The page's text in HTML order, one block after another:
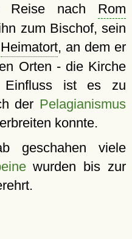
Reise nach Rom
zum Bischof, sein
Heimatort, an dem er
Orten - die Kirche
Einfluss ist es zu
der Pelagianismus
konnte.
geschahen viele
wurden bis zur